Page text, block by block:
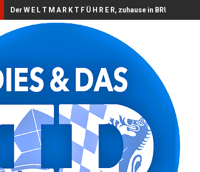
Der W E L T M A R K T F Ü H R E R, zuhause in BRUCKBERG